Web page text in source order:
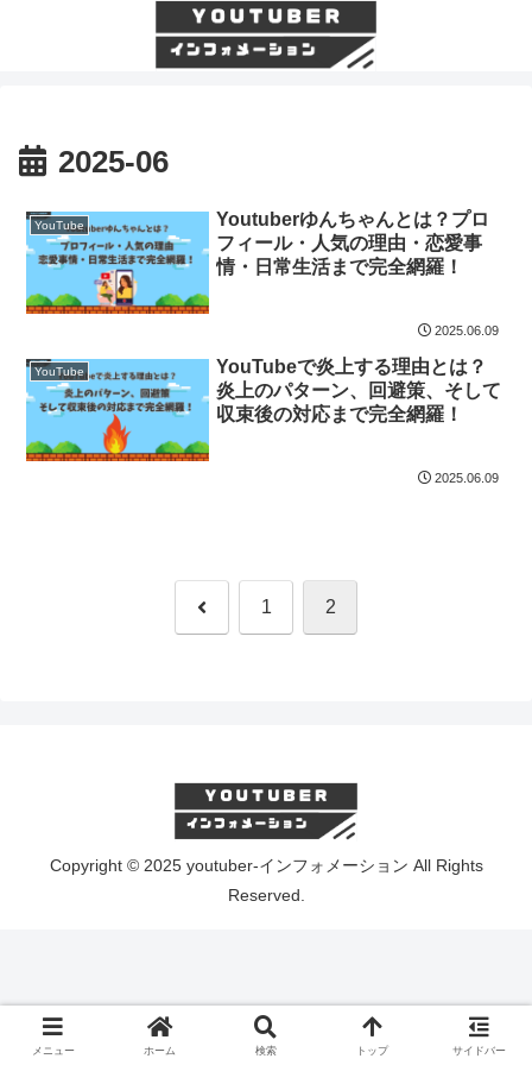
2025-06
YouTube
Youtuberゆんちゃんとは？プロ
フィール・人気の理由・恋愛事
情・日常生活まで完全網羅！
2025.06.09
YouTube
YouTubeで炎上する理由とは？
炎上のパターン、回避策、そして
収束後の対応まで完全網羅！
2025.06.09
前 1 2
Copyright © 2025 youtuber-インフォメーション All Rights
Reserved.
メニュー ホーム 検索 トップ サイドバー